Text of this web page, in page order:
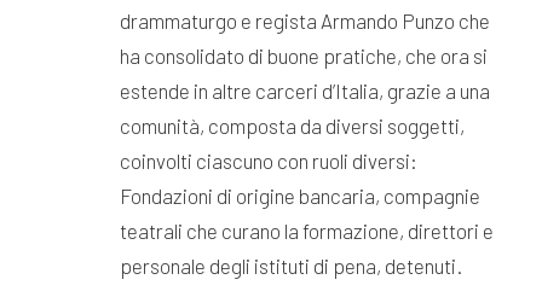
drammaturgo e regista Armando Punzo che
ha consolidato di buone pratiche, che ora si
estende in altre carceri d’Italia, grazie a una
comunità, composta da diversi soggetti,
coinvolti ciascuno con ruoli diversi:
Fondazioni di origine bancaria, compagnie
teatrali che curano la formazione, direttori e
personale degli istituti di pena, detenuti.